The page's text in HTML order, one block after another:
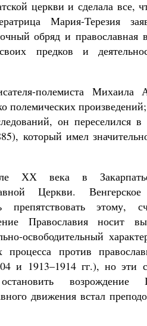
церкви и сделала все,
Мария-Терезия
обряд и православная
предков и
полемиста
полемических
он переселился
который имел
ХХ века в Закарпатье
Церкви. Венгерское
препятствовать этому,
Православия носит
освободительный
процесса против
и 1913–1914 гг.), но эти
возрождение
движения встал